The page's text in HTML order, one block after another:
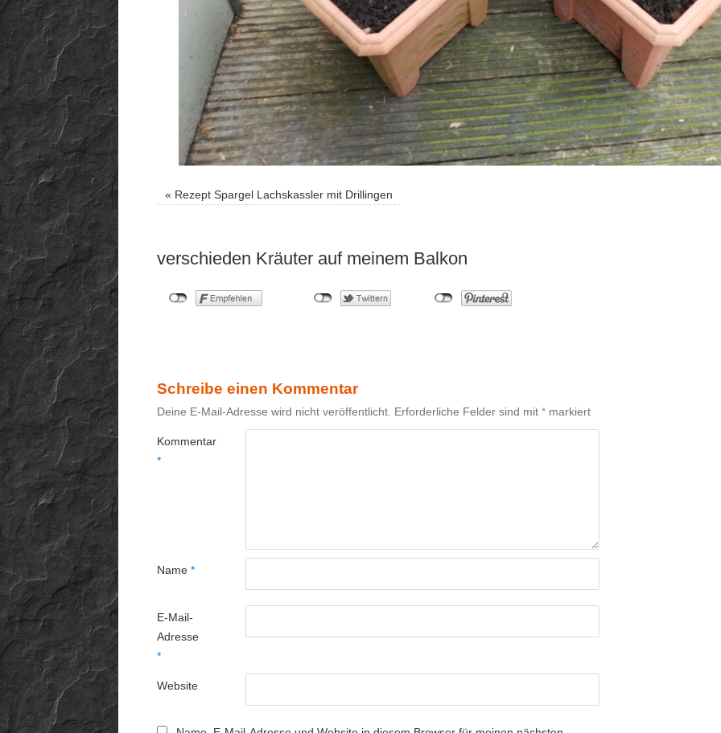
« Rezept Spargel Lachskassler mit Drillingen
verschieden Kräuter auf meinem Balkon
Schreibe einen Kommentar
Deine E-Mail-Adresse wird nicht veröffentlicht. Erforderliche Felder sind mit * markiert
Kommentar
*
Name *
E-Mail-
Adresse
*
Website